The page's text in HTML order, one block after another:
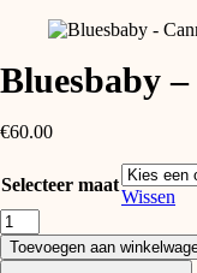
Bluesbaby
€60.00
Selecteer maat
Wissen
Bluesbaby
-
Cannes
Toevoegen aan